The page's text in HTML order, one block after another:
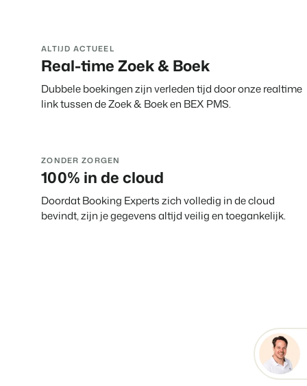
ALTIJD ACTUEEL
Real-time Zoek & Boek
Dubbele boekingen zijn verleden tijd door onze realtime
link tussen de Zoek & Boek en BEX PMS.
ZONDER ZORGEN
100% in de cloud
Doordat Booking Experts zich volledig in de cloud
bevindt, zijn je gegevens altijd veilig en toegankelijk.